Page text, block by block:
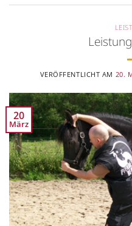
VERÖFFENTLICHT AM 20.
20
März